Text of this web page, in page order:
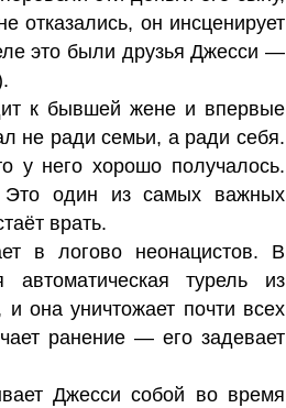
отказались, он инсценирует
это были друзья Джесси —
к бывшей жене и впервые
не ради семьи, а ради себя.
у него хорошо получалось.
Это один из самых важных
врать.
в логово неонацистов. В
турель из
она уничтожает почти всех
ранение — его задевает
Джесси собой во время